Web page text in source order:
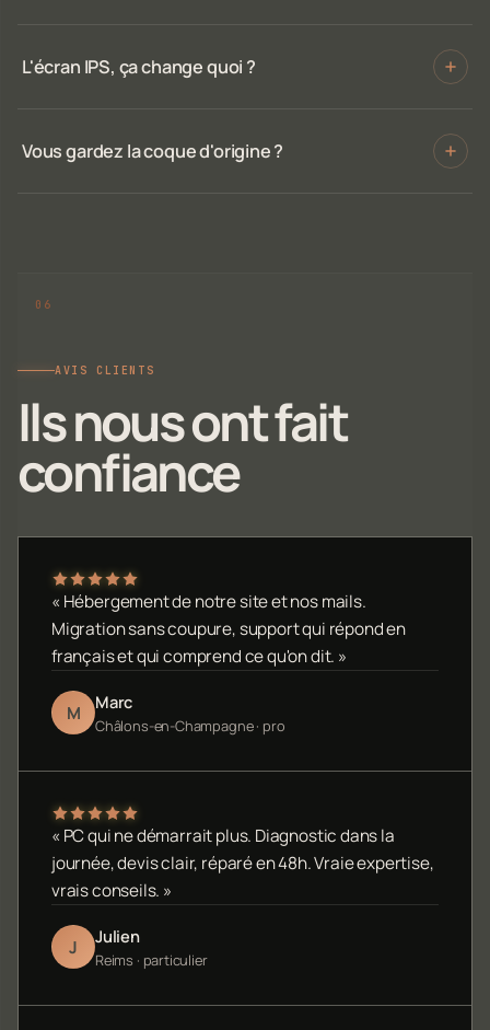
L'écran IPS, ça change quoi ?
Vous gardez la coque d'origine ?
AVIS CLIENTS
Ils nous ont fait
confiance
« Hébergement de notre site et nos mails.
Migration sans coupure, support qui répond en
français et qui comprend ce qu'on dit. »
M Marc
Châlons-en-Champagne · pro
« PC qui ne démarrait plus. Diagnostic dans la
journée, devis clair, réparé en 48h. Vraie expertise,
vrais conseils. »
J Julien
Reims · particulier